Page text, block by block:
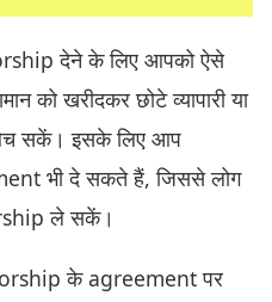
देने के लिए आपको ऐसे
को खरीदकर छोटे व्यापारी या
सकें। इसके लिए आप
भी दे सकते हैं, जिससे लोग
ले सकें।
के agreement पर